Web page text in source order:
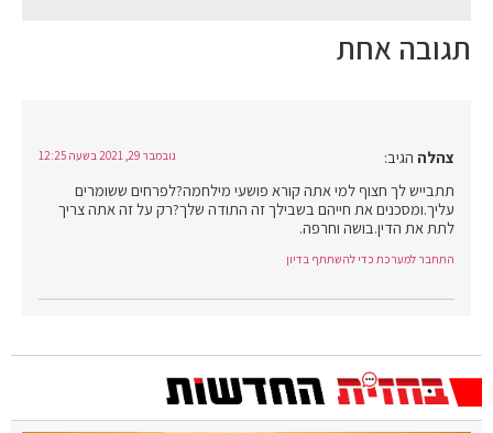
תגובה אחת
צהלה הגיב: נובמבר 29, 2021 בשעה 12:25
תתבייש לך חצוף למי אתה קורא פושעי מילחמה?לפרחים ששומרים
עליך.ומסכנים את חייהם בשבילך זה התודה שלך?רק על זה אתה צריך
לתת את הדין.בושה וחרפה.
התחבר למערכת כדי להשתתף בדיון